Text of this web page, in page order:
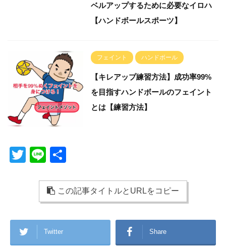
ベルアップするために必要なイロハ
【ハンドボールスポーツ】
フェイント ハンドボール
【キレアップ練習方法】成功率99%
を目指すハンドボールのフェイント
とは【練習方法】
T
er
Li
e この記事タイトルとURLをコピー
Twitter Share